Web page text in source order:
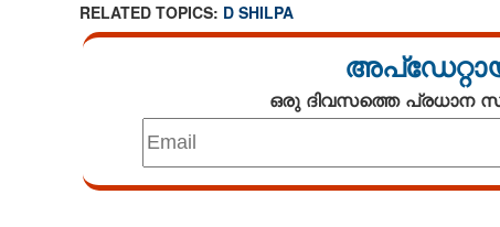
RELATED TOPICS: D SHILPA
ഒരു ദിവസത്തെ പ്രധാന